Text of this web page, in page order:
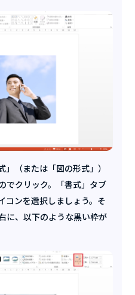
（または「図の形式」）
でクリック。「書式」タブ
コンを選択しましょう。そ
に、以下のような黒い枠が